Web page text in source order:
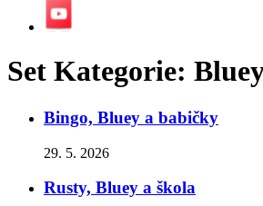
Set Kategorie:
Bingo, Bluey a babičky
29. 5. 2026
Rusty, Bluey a škola